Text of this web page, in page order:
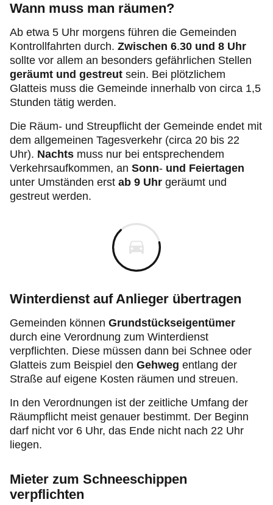
Wann muss man räumen?
Ab etwa 5 Uhr morgens führen die Gemeinden
Kontrollfahrten durch. Zwischen 6.30 und 8 Uhr
sollte vor allem an besonders gefährlichen Stellen
geräumt und gestreut sein. Bei plötzlichem
Glatteis muss die Gemeinde innerhalb von circa 1,5
Stunden tätig werden.
Die Räum- und Streupflicht der Gemeinde endet mit
dem allgemeinen Tagesverkehr (circa 20 bis 22
Uhr). Nachts muss nur bei entsprechendem
Verkehrsaufkommen, an Sonn- und Feiertagen
unter Umständen erst ab 9 Uhr geräumt und
gestreut werden.
Winterdienst auf Anlieger übertragen
Gemeinden können Grundstückseigentümer
durch eine Verordnung zum Winterdienst
verpflichten. Diese müssen dann bei Schnee oder
Glatteis zum Beispiel den Gehweg entlang der
Straße auf eigene Kosten räumen und streuen.
In den Verordnungen ist der zeitliche Umfang der
Räumpflicht meist genauer bestimmt. Der Beginn
darf nicht vor 6 Uhr, das Ende nicht nach 22 Uhr
liegen.
Mieter zum Schneeschippen
verpflichten